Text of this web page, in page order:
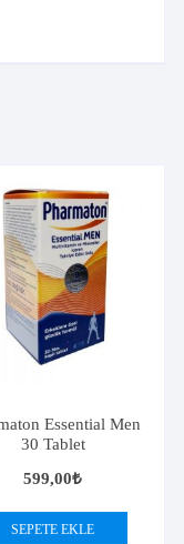
Essential Men
30 Tablet
599,00₺
SEPETE EKLE